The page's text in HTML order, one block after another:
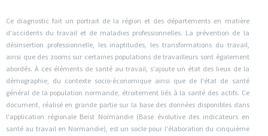
Ce diagnostic fait un portrait de la région et des départements en matière
d'accidents du travail et de maladies professionnelles. La prévention de la
désinsertion professionnelle, les inaptitudes, les transformations du travail,
ainsi que des zooms sur certaines populations de travailleurs sont également
abordés. À ces éléments de santé au travail, s'ajoute un état des lieux de la
démographie, du contexte socio-économique ainsi que de l'état de santé
général de la population normande, étroitement liés à la santé des actifs. Ce
document, réalisé en grande partie sur la base des données disponibles dans
l'application régionale Beist Normandie (Base évolutive des indicateurs en
santé au travail en Normandie), est un socle pour l'élaboration du cinquième